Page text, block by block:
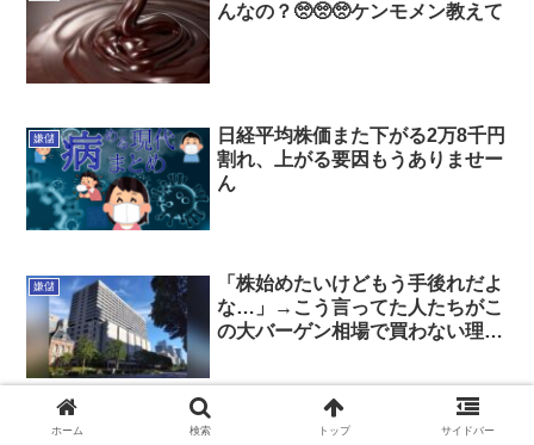
んなの？🥺🥺🥺ケンモメン教えて
嫌儲
日経平均株価また下がる2万8千円
割れ、上がる要因もうありませー
ん
嫌儲
「株始めたいけどもう手後れだよ
な…」→こう言ってた人たちがこ
の大バーゲン相場で買わない理由
嫌儲
「数字の大きいほう選ぶスマホゲ
ホーム 検索 トップ サイドバー